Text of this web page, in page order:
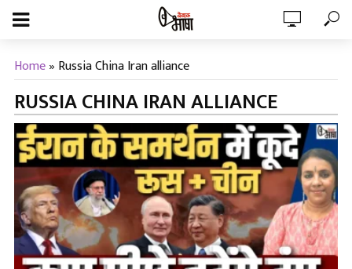
Home» Russia China Iran alliance
RUSSIA CHINA IRAN ALLIANCE